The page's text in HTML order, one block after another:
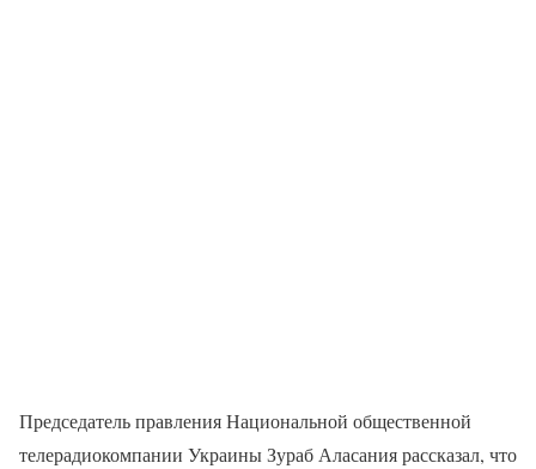
Председатель правления Национальной общественной
телерадиокомпании Украины Зураб Аласания рассказал, что